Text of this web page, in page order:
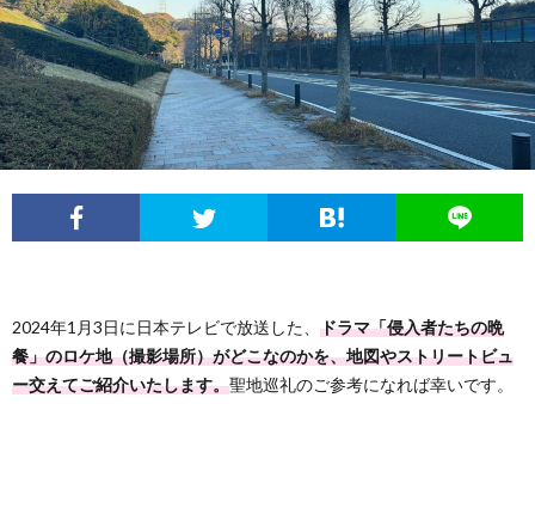
ロ
フ
お
問
せ
2024年1月3日に日本テレビで放送した、 ドラマ「侵入者たちの晩
餐」のロケ地（撮影場所）がどこなのかを、地図やストリートビュ
ー交えてご紹介いたします。聖地巡礼のご参考になれば幸いです。